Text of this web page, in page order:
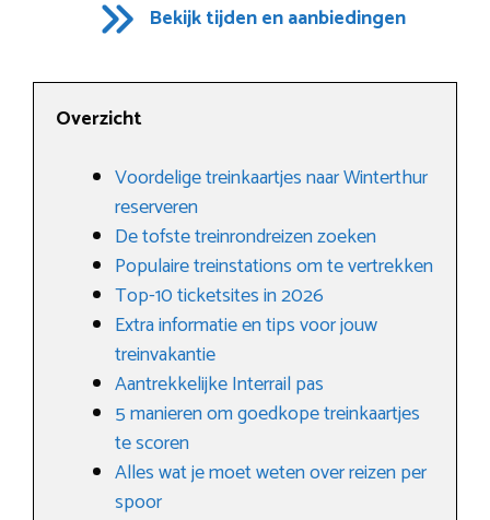
Bekijk tijden en aanbiedingen
Overzicht
Voordelige treinkaartjes naar Winterthur
reserveren
De tofste treinrondreizen zoeken
Populaire treinstations om te vertrekken
Top-10 ticketsites in 2026
Extra informatie en tips voor jouw
treinvakantie
Aantrekkelijke Interrail pas
5 manieren om goedkope treinkaartjes
te scoren
Alles wat je moet weten over reizen per
spoor